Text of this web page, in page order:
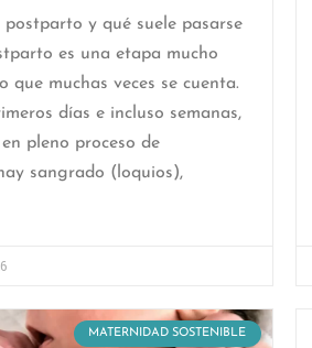
y qué suele pasarse
es una etapa mucho
que muchas veces se cuenta.
días e incluso semanas,
pleno proceso de
sangrado (loquios),
MATERNIDAD SOSTENIBLE